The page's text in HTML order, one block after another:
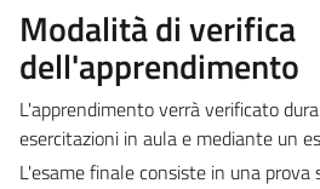
Modalità di verifica
dell'apprendimento
L'apprendimento verrà verificato
esercitazioni in aula e mediante un
L'esame finale consiste in una